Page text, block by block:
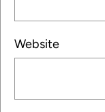
Website